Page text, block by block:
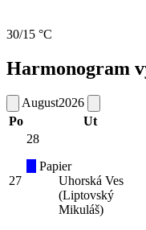
30/15 °C
Harmonogram
August2026
Po
Ut
27
28
Papier
Uhorská Ves
(Liptovský
Mikuláš)